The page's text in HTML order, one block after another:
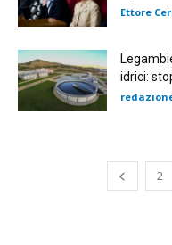
Ettore
idrici:
2